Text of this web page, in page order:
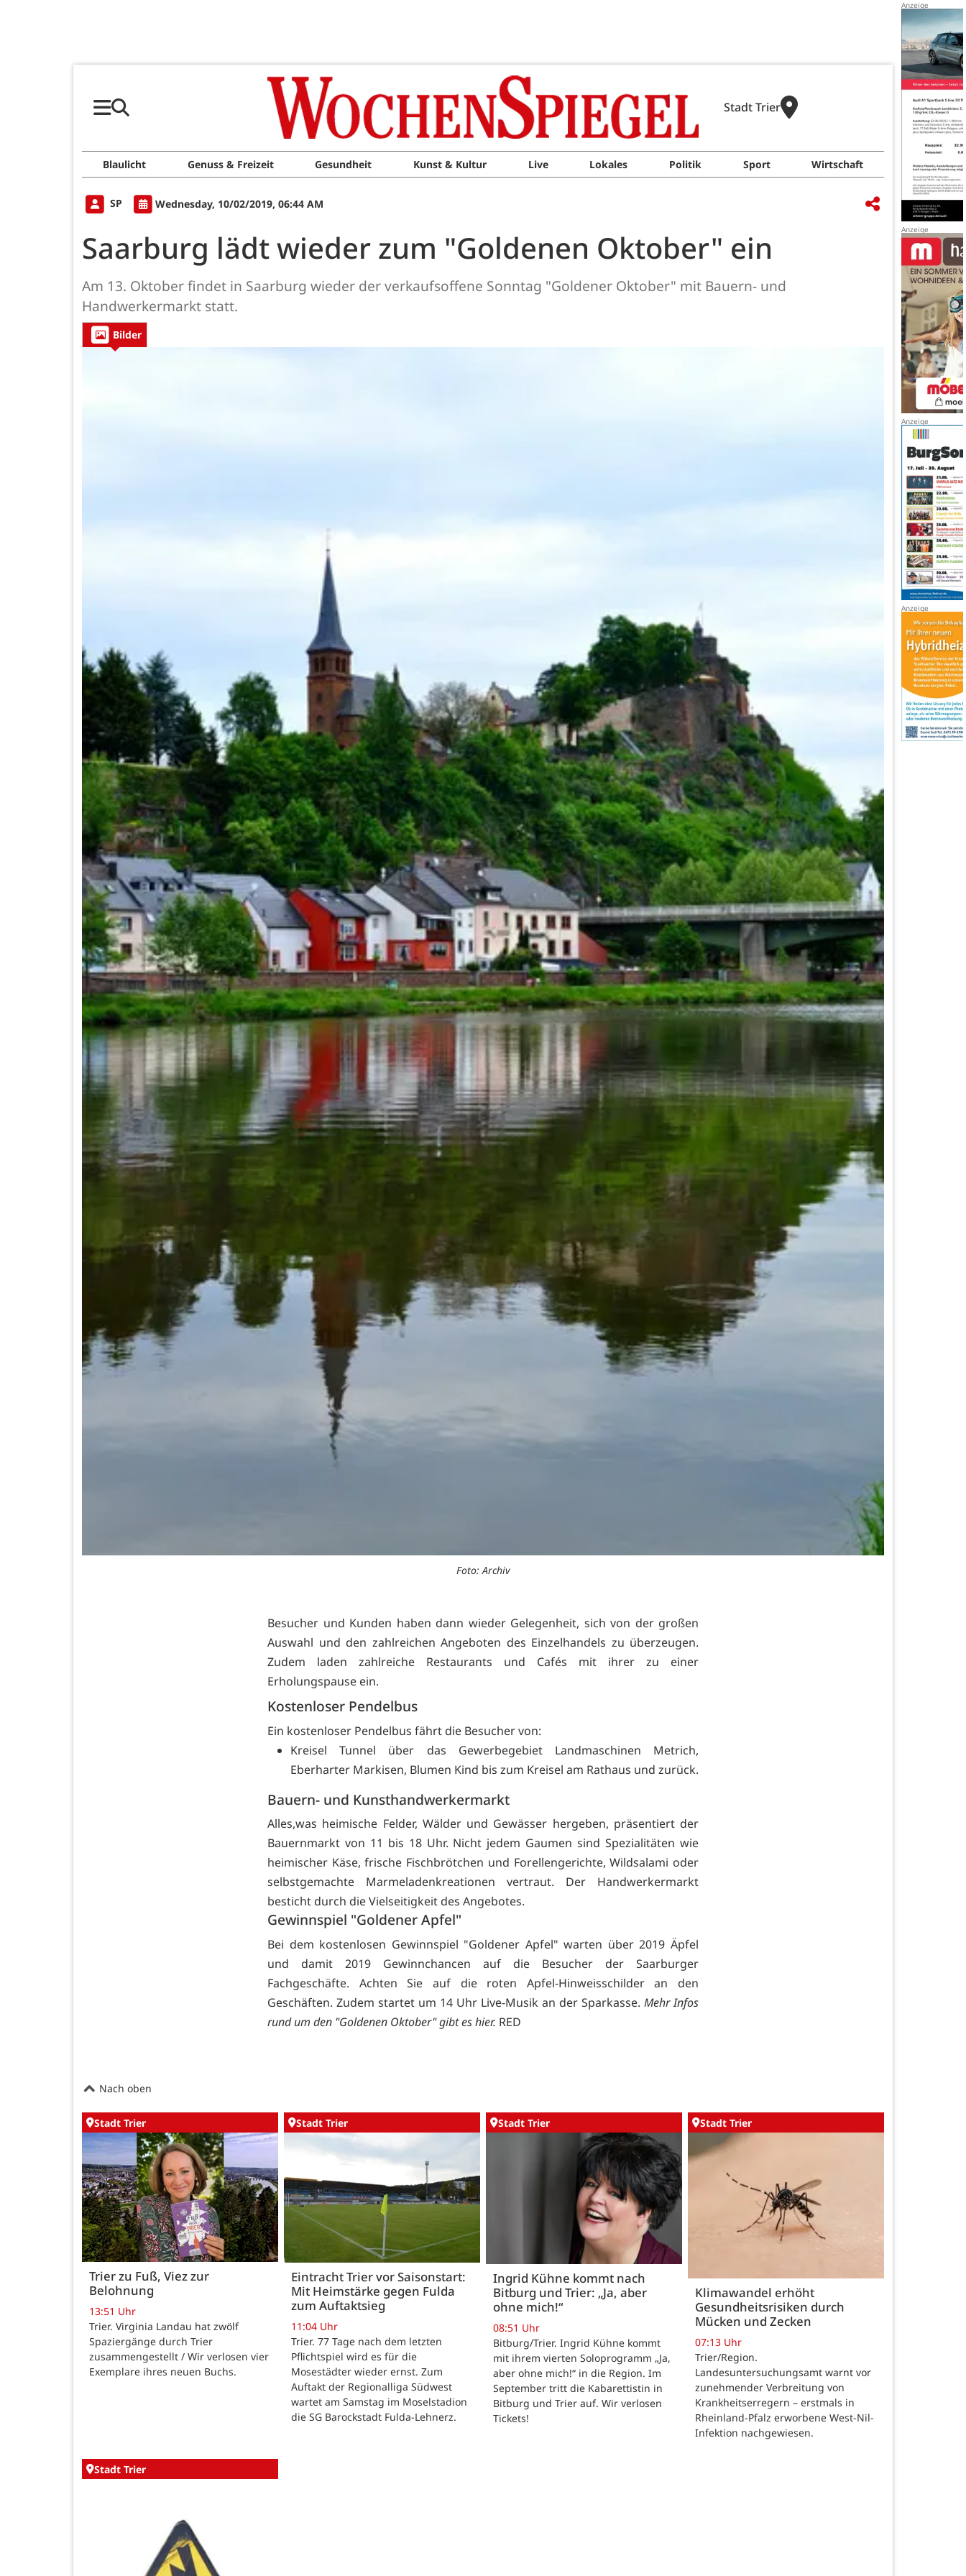
Stadt Trier
Blaulicht Genuss & Freizeit Gesundheit Kunst & Kultur Live Lokales Politik Sport Wirtschaft
SP Wednesday, 10/02/2019, 06:44 AM
Saarburg lädt wieder zum "Goldenen Oktober" ein
Am 13. Oktober findet in Saarburg wieder der verkaufsoffene Sonntag "Goldener Oktober" mit Bauern- und
Handwerkermarkt statt.
Bilder
Foto: Archiv
Besucher und Kunden haben dann wieder Gelegenheit, sich von der großen
Auswahl und den zahlreichen Angeboten des Einzelhandels zu überzeugen.
Zudem laden zahlreiche Restaurants und Cafés mit ihrer zu einer
Erholungspause ein.
Kostenloser Pendelbus
Ein kostenloser Pendelbus fährt die Besucher von:
Kreisel Tunnel über das Gewerbegebiet Landmaschinen Metrich,
Eberharter Markisen, Blumen Kind bis zum Kreisel am Rathaus und zurück.
Bauern- und Kunsthandwerkermarkt
Alles,was heimische Felder, Wälder und Gewässer hergeben, präsentiert der
Bauernmarkt von 11 bis 18 Uhr. Nicht jedem Gaumen sind Spezialitäten wie
heimischer Käse, frische Fischbrötchen und Forellengerichte, Wildsalami oder
selbstgemachte Marmeladenkreationen vertraut. Der Handwerkermarkt
besticht durch die Vielseitigkeit des Angebotes.
Gewinnspiel "Goldener Apfel"
Bei dem kostenlosen Gewinnspiel "Goldener Apfel" warten über 2019 Äpfel
und damit 2019 Gewinnchancen auf die Besucher der Saarburger
Fachgeschäfte. Achten Sie auf die roten Apfel-Hinweisschilder an den
Geschäften. Zudem startet um 14 Uhr Live-Musik an der Sparkasse. Mehr Infos
rund um den "Goldenen Oktober" gibt eshier. RED
Nach oben
Stadt Trier
Trier zu Fuß, Viez zur
Belohnung
13:51 Uhr
Trier. Virginia Landau hat zwölf
Spaziergänge durch Trier
zusammengestellt / Wir verlosen vier
Exemplare ihres neuen Buchs.
Stadt Trier
Eintracht Trier vor Saisonstart:
Mit Heimstärke gegen Fulda
zum Auftaktsieg
11:04 Uhr
Trier. 77 Tage nach dem letzten
Pflichtspiel wird es für die
Mosestädter wieder ernst. Zum
Auftakt der Regionalliga Südwest
wartet am Samstag im Moselstadion
die SG Barockstadt Fulda-Lehnerz.
Stadt Trier
Ingrid Kühne kommt nach
Bitburg und Trier: „Ja, aber
ohne mich!“
08:51 Uhr
Bitburg/Trier. Ingrid Kühne kommt
mit ihrem vierten Soloprogramm „Ja,
aber ohne mich!“ in die Region. Im
September tritt die Kabarettistin in
Bitburg und Trier auf. Wir verlosen
Tickets!
Stadt Trier
Klimawandel erhöht
Gesundheitsrisiken durch
Mücken und Zecken
07:13 Uhr
Trier/Region.
Landesuntersuchungsamt warnt vor
zunehmender Verbreitung von
Krankheitserregern – erstmals in
Rheinland-Pfalz erworbene West-Nil-
Infektion nachgewiesen.
Stadt Trier